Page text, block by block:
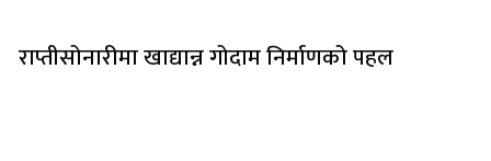
राप्तीसोनारीमा खाद्यान्न गोदाम निर्माणको पहल